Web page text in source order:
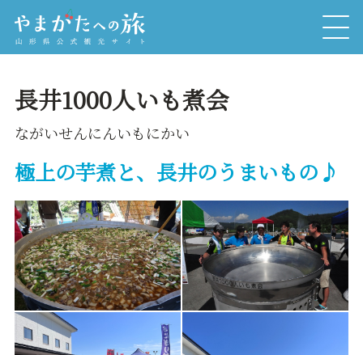
長井1000人いも煮会
ながいせんにんいもにかい
極上の芋煮と、長井のうまいもの♪